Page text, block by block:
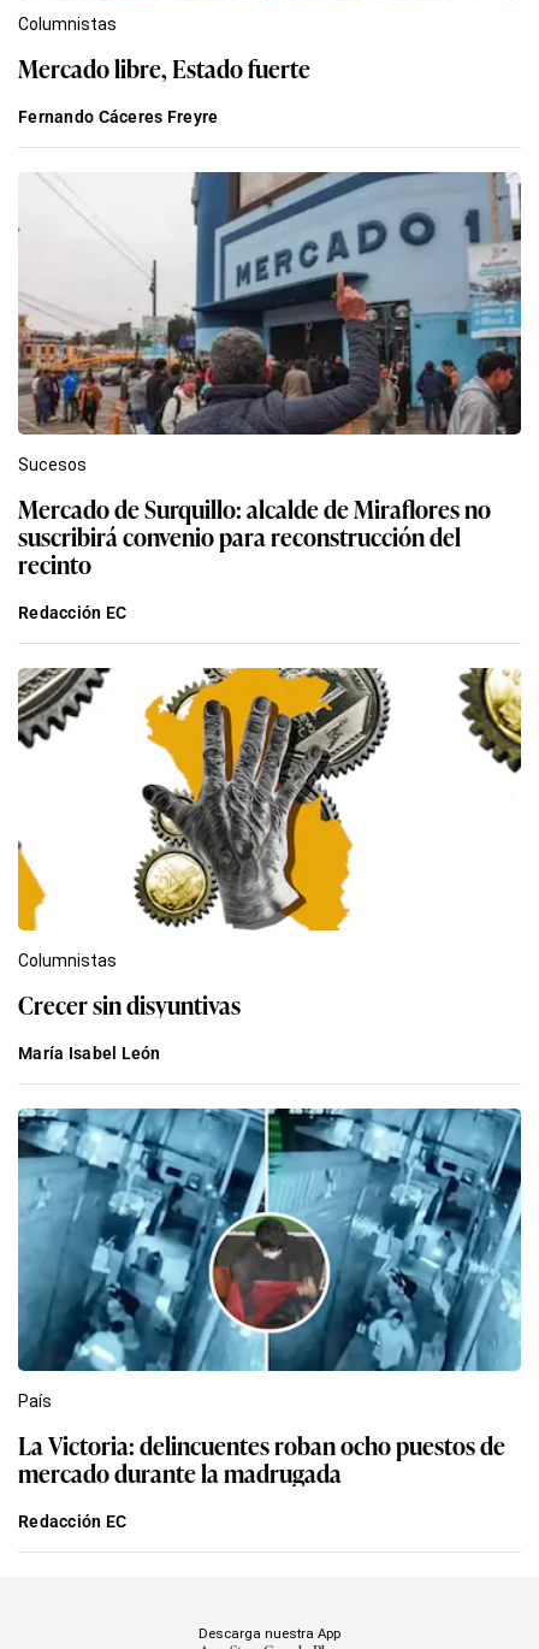
Columnistas
Mercado libre, Estado fuerte
Fernando Cáceres Freyre
Sucesos
Mercado de Surquillo: alcalde de Miraflores no
suscribirá convenio para reconstrucción del
recinto
Redacción EC
Columnistas
Crecer sin disyuntivas
María Isabel León
País
La Victoria: delincuentes roban ocho puestos de
mercado durante la madrugada
Redacción EC
Descarga nuestra App